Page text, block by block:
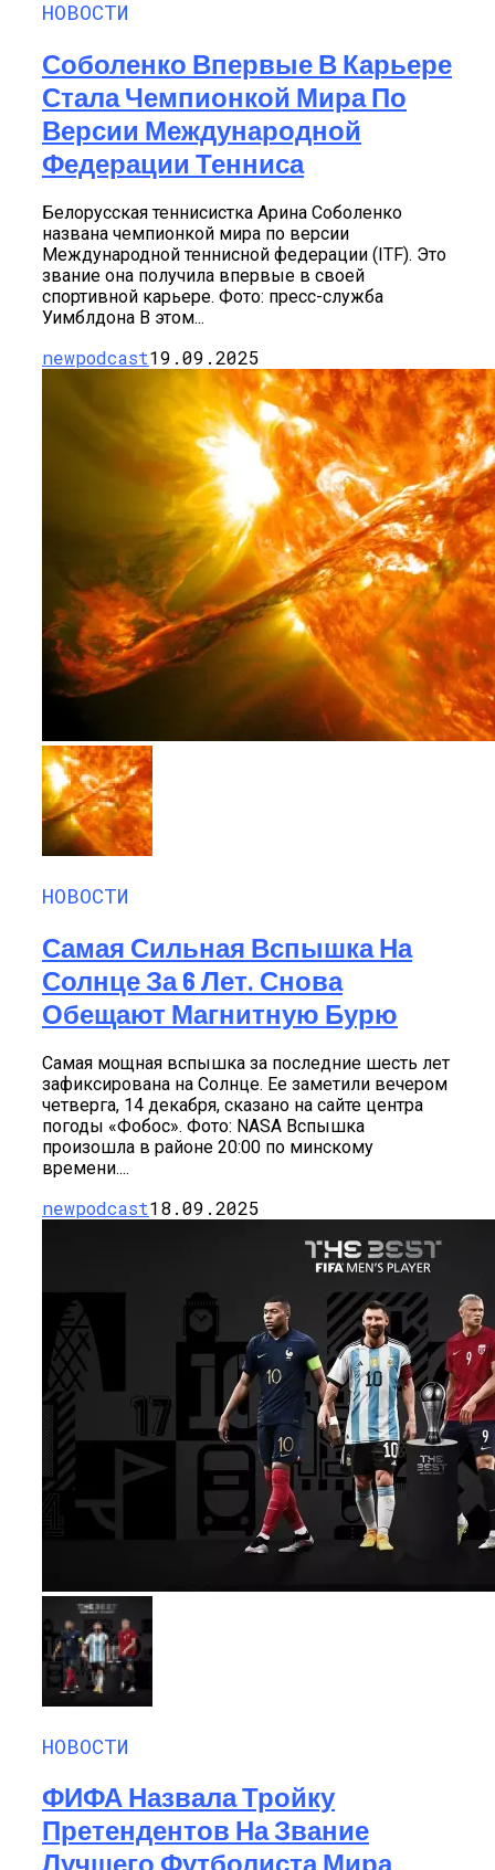
НОВОСТИ
Соболенко Впервые В Карьере
Стала Чемпионкой Мира По
Версии Международной
Федерации Тенниса
Белорусская теннисистка Арина Соболенко
названа чемпионкой мира по версии
Международной теннисной федерации (ITF). Это
звание она получила впервые в своей
спортивной карьере. Фото: пресс-служба
Уимблдона В этом...
newpodcast19.09.2025
НОВОСТИ
Самая Сильная Вспышка На
Солнце За 6 Лет. Снова
Обещают Магнитную Бурю
Самая мощная вспышка за последние шесть лет
зафиксирована на Солнце. Ее заметили вечером
четверга, 14 декабря, сказано на сайте центра
погоды «Фобос». Фото: NASA Вспышка
произошла в районе 20:00 по минскому
времени....
newpodcast18.09.2025
НОВОСТИ
ФИФА Назвала Тройку
Претендентов На Звание
Лучшего Футболиста Мира